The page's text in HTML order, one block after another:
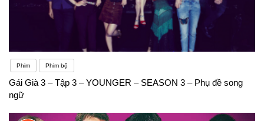
Phim Phim bộ
Gái Già 3 – Tập 3 – YOUNGER – SEASON 3 – Phụ đề song
ngữ